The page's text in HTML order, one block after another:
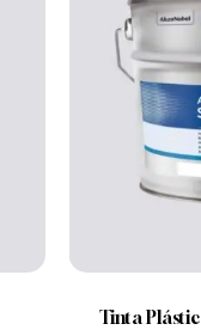
multiple
Tinta